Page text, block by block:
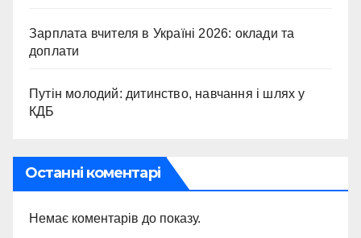
Зарплата вчителя в Україні 2026: оклади та
доплати
Путін молодий: дитинство, навчання і шлях у
КДБ
Останні коментарі
Немає коментарів до показу.